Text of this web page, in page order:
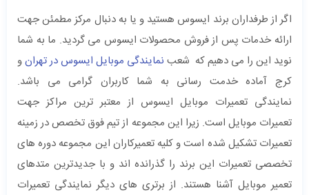
اگر از طرفداران برند ایسوس هستید و یا به دنبال مرکز مطمئن جهت
ارائه خدمات پس از فروش محصولات ایسوس می گردید. ما به شما
نوید این را می دهیم که شعب نمایندگی موبایل ایسوس در تهرانو
کرج آماده خدمت رسانی به شما کاربران گرامی می باشد.
نمایندگی تعمیرات موبایل ایسوس از معتبر ترین مراکز جهت
تعمیرات موبایل است. زیرا این مجموعه از تیم فوق تخصص در زمینه
تعمیرات تشکیل شده است و کلیه تعمیرکاران این مجموعه دوره های
تخصصی تعمیرات این برند را گذرانده اند و با جدیدترین متدهای
تعمیر موبایل آشنا هستند. از برتری های دیگر نمایندگی تعمیرات